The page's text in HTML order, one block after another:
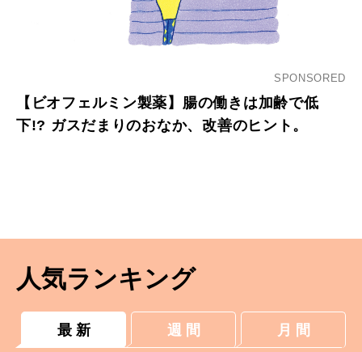
SPONSORED
【ビオフェルミン製薬】腸の働きは加齢で低
下!? ガスだまりのおなか、改善のヒント。
人気ランキング
最 新 週 間 月 間